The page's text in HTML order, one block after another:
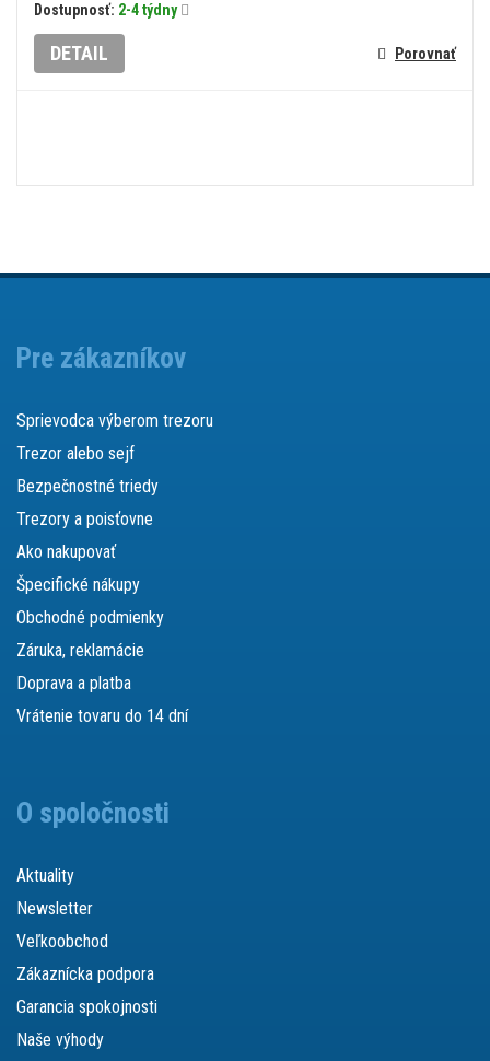
Dostupnosť: 2-4 týdny
DETAIL Porovnať
Pre zákazníkov
Sprievodca výberom trezoru
Trezor alebo sejf
Bezpečnostné triedy
Trezory a poisťovne
Ako nakupovať
Špecifické nákupy
Obchodné podmienky
Záruka, reklamácie
Doprava a platba
Vrátenie tovaru do 14 dní
O spoločnosti
Aktuality
Newsletter
Veľkoobchod
Zákaznícka podpora
Garancia spokojnosti
Naše výhody